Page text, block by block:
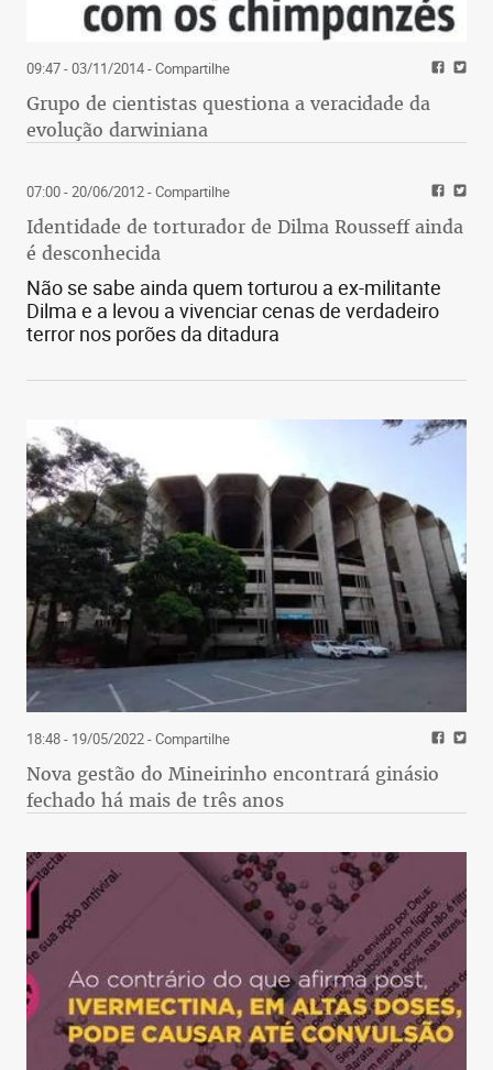
09:47 - 03/11/2014- Compartilhe
Grupo de cientistas questiona a veracidade da
evolução darwiniana
07:00 - 20/06/2012- Compartilhe
Identidade de torturador de Dilma Rousseff ainda
é desconhecida
Não se sabe ainda quem torturou a ex-militante
Dilma e a levou a vivenciar cenas de verdadeiro
terror nos porões da ditadura
18:48 - 19/05/2022- Compartilhe
Nova gestão do Mineirinho encontrará ginásio
fechado há mais de três anos